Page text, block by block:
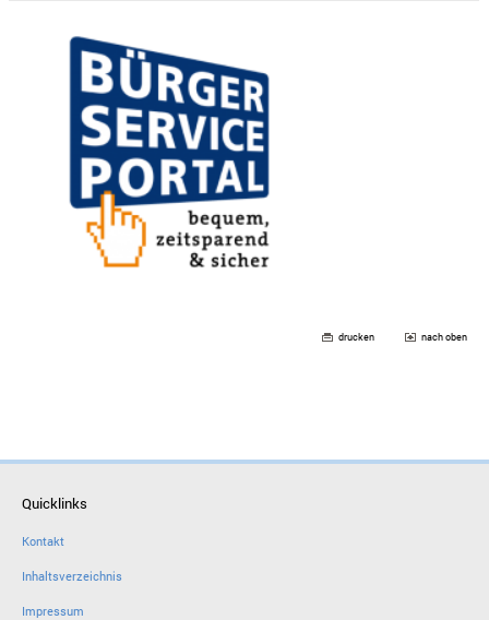
drucken nach oben
Quicklinks
Kontakt
Inhaltsverzeichnis
Impressum